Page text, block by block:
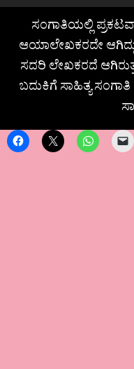
ಸಂಗಾತಿಯಲ್ಲಿ
ಆಯಾಲೇಖಕರದೇ
ಸದರಿ ಲೇಖಕರದೆ
ಬದುಕಿಗೆ ಸಾಹಿತ್ಯ